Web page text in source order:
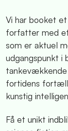
Vi har booket
forfatter med
som er aktuel
udgangspunkt
fortidens
kunstig
Få et unikt